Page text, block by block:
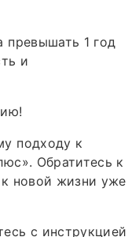
превышать 1 год
и
подходу к
Обратитесь к
новой жизни уже
с инструкцией